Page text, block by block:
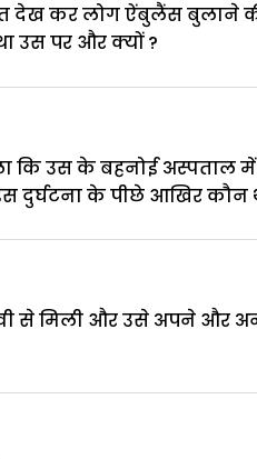
देख कर लोग ऐंबुलैंस बुलाने
उस पर और क्यों ?
कि उस के बहनोई अस्पताल में
दुर्घटना के पीछे आखिर कौन
से मिली और उसे अपने और